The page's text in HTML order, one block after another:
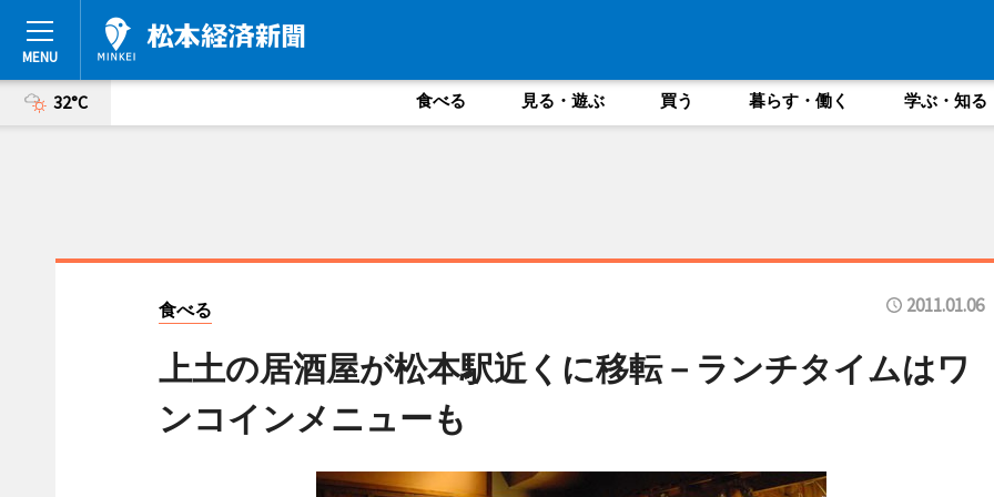
32°C 食べる 見る・遊ぶ 買う 暮らす・働く 学ぶ・知る
食べる 2011.01.06
上土の居酒屋が松本駅近くに移転－ランチタイムはワ
ンコインメニューも